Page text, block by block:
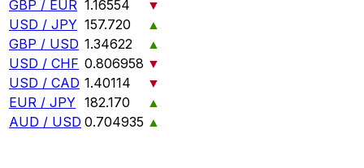
GBP / EUR 1.16554
▼
USD / JPY 157.720
▲
GBP / USD 1.34622
▲
USD / CHF 0.806958 ▼
USD / CAD 1.40114
▼
EUR / JPY 182.170
▲
AUD / USD 0.704935 ▲